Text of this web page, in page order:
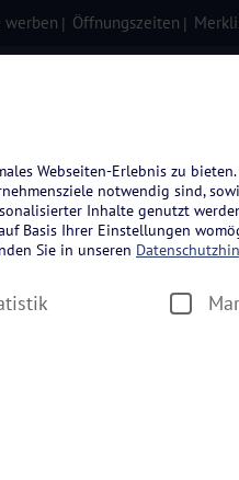
werben Öffnungszeiten
Webseiten-Erlebnis zu
notwendig sind,
Inhalte genutzt
Basis Ihrer Einstellungen
Sie in unseren